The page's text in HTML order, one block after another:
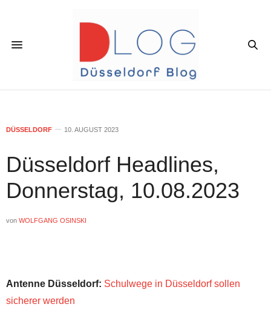
DÜSSELDORF 10. AUGUST 2023
Düsseldorf Headlines,
Donnerstag, 10.08.2023
von WOLFGANG OSINSKI
Antenne Düsseldorf: Schulwege in Düsseldorf sollen
sicherer werden